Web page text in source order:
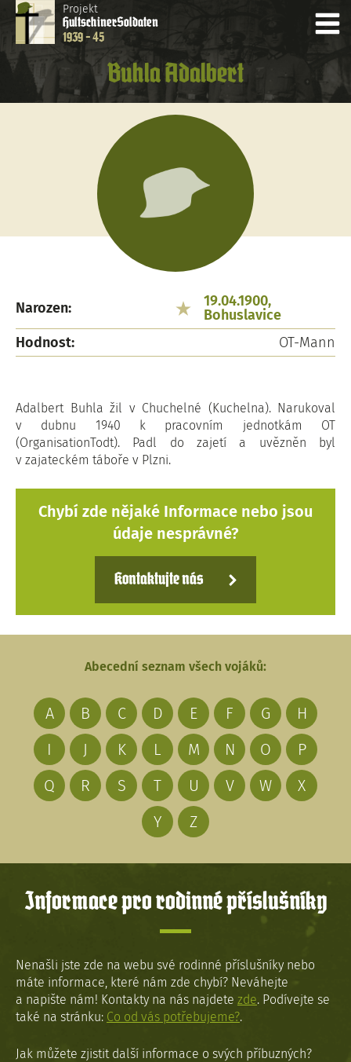
Projekt
HultschinerSoldaten
1939 - 45
Buhla Adalbert
Narozen:
19.04.1900,
Bohuslavice
Hodnost:
OT-Mann
Adalbert Buhla žil v Chuchelné (Kuchelna). Narukoval
v dubnu 1940 k pracovním jednotkám OT
(OrganisationTodt). Padl do zajetí a uvězněn byl
v zajateckém táboře v Plzni.
Chybí zde nějaké Informace nebo jsou
údaje nesprávné?
Kontaktujte nás
Abecední seznam všech vojáků:
A B C D E F G
H
I
J K L M N O
P
Q
R S T U V W
X
Y
Z
Informace pro rodinné příslušníky
Nenašli jste zde na webu své rodinné příslušníky nebo
máte informace, které nám zde chybí? Neváhejte
a napište nám! Kontakty na nás najdete zde. Podívejte se
také na stránku: Co od vás potřebujeme?.
Jak můžete zjistit další informace o svých příbuzných?